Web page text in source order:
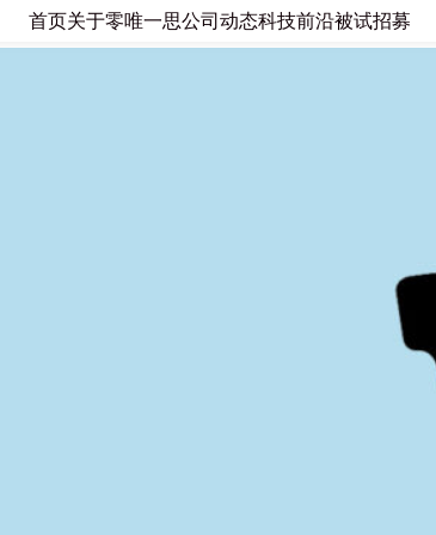
首页关于零唯一思公司动态科技前沿被试招募